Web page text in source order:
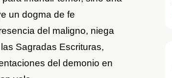
un dogma de fe
del maligno, niega
Sagradas Escrituras,
del demonio en